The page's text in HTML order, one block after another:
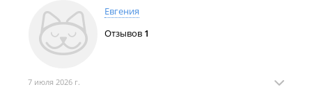
закрывала все наши проблемы . Благодаря ей отдых
получился отличный!
Евгения
Отзывов 1
7 июля 2026 г.